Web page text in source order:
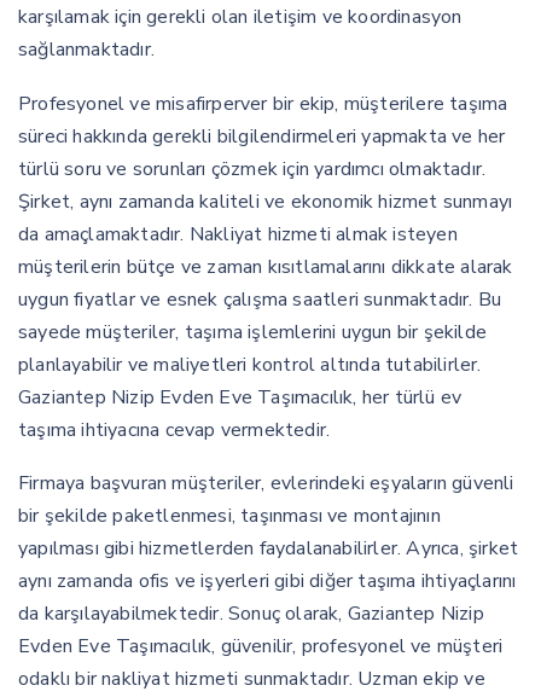
karşılamak için gerekli olan iletişim ve koordinasyon
sağlanmaktadır.
Profesyonel ve misafirperver bir ekip, müşterilere taşıma
süreci hakkında gerekli bilgilendirmeleri yapmakta ve her
türlü soru ve sorunları çözmek için yardımcı olmaktadır.
Şirket, aynı zamanda kaliteli ve ekonomik hizmet sunmayı
da amaçlamaktadır. Nakliyat hizmeti almak isteyen
müşterilerin bütçe ve zaman kısıtlamalarını dikkate alarak
uygun fiyatlar ve esnek çalışma saatleri sunmaktadır. Bu
sayede müşteriler, taşıma işlemlerini uygun bir şekilde
planlayabilir ve maliyetleri kontrol altında tutabilirler.
Gaziantep Nizip Evden Eve Taşımacılık, her türlü ev
taşıma ihtiyacına cevap vermektedir.
Firmaya başvuran müşteriler, evlerindeki eşyaların güvenli
bir şekilde paketlenmesi, taşınması ve montajının
yapılması gibi hizmetlerden faydalanabilirler. Ayrıca, şirket
aynı zamanda ofis ve işyerleri gibi diğer taşıma ihtiyaçlarını
da karşılayabilmektedir. Sonuç olarak, Gaziantep Nizip
Evden Eve Taşımacılık, güvenilir, profesyonel ve müşteri
odaklı bir nakliyat hizmeti sunmaktadır. Uzman ekip ve